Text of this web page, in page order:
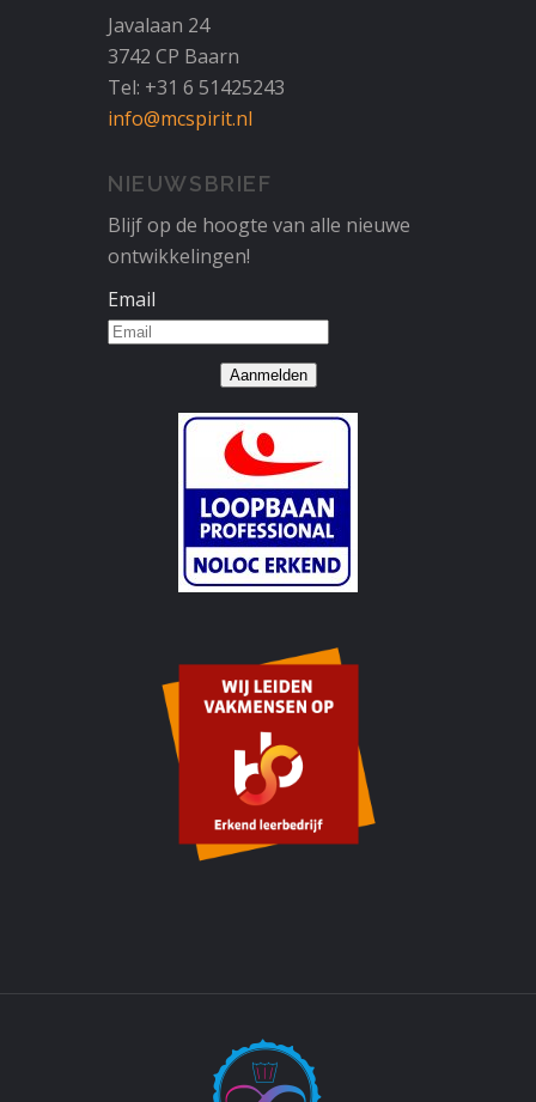
Javalaan 24
3742 CP Baarn
Tel: +31 6 51425243
info@mcspirit.nl
NIEUWSBRIEF
Blijf op de hoogte van alle nieuwe
ontwikkelingen!
Email
Aanmelden